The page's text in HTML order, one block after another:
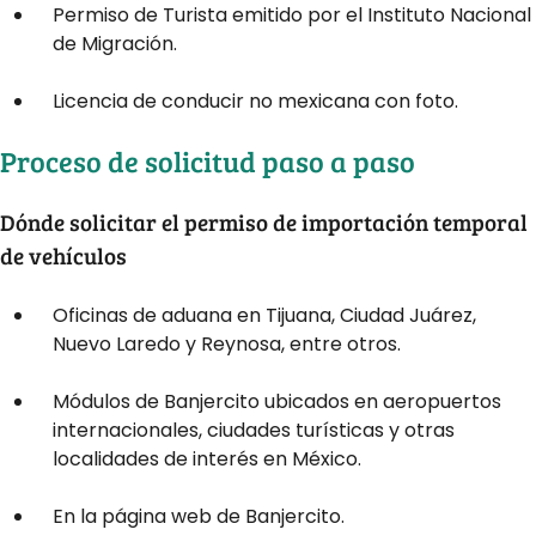
Permiso de Turista emitido por el Instituto Nacional
de Migración.
Licencia de conducir no mexicana con foto.
Proceso de solicitud paso a paso
Dónde solicitar el permiso de importación temporal
de vehículos
Oficinas de aduana en Tijuana, Ciudad Juárez,
Nuevo Laredo y Reynosa, entre otros.
Módulos de Banjercito ubicados en aeropuertos
internacionales, ciudades turísticas y otras
localidades de interés en México.
En la página web de Banjercito.